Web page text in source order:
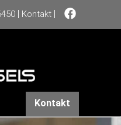
| Kontakt |
Kontakt